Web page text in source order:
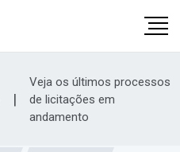
|
Veja os últimos processos
de licitações em
andamento